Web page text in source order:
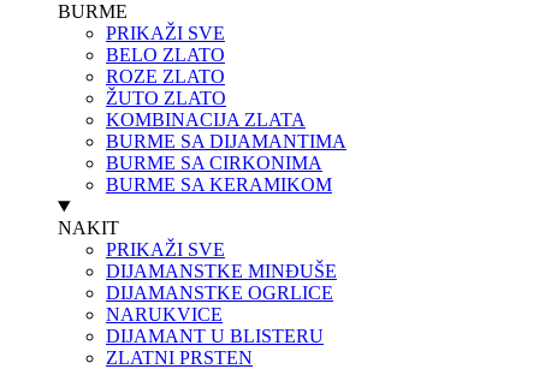
BURME
PRIKAŽI SVE
BELO ZLATO
ROZE ZLATO
ŽUTO ZLATO
KOMBINACIJA ZLATA
BURME SA DIJAMANTIMA
BURME SA CIRKONIMA
BURME SA KERAMIKOM
NAKIT
PRIKAŽI SVE
DIJAMANSTKE MINĐUŠE
DIJAMANSTKE OGRLICE
NARUKVICE
DIJAMANT U BLISTERU
ZLATNI PRSTEN